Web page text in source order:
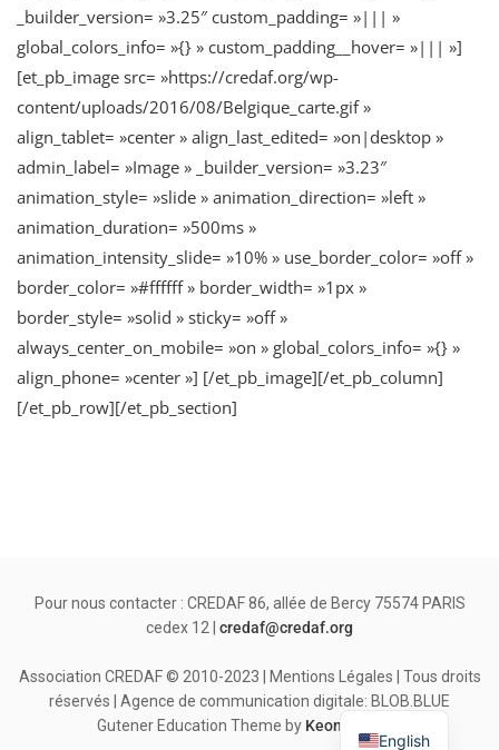
_builder_version= »3.25″ custom_padding= »||| »
global_colors_info= »{} » custom_padding__hover= »||| »]
[et_pb_image src= »https://credaf.org/wp-
content/uploads/2016/08/Belgique_carte.gif »
align_tablet= »center » align_last_edited= »on|desktop »
admin_label= »Image » _builder_version= »3.23″
animation_style= »slide » animation_direction= »left »
animation_duration= »500ms »
animation_intensity_slide= »10% » use_border_color= »off »
border_color= »#ffffff » border_width= »1px »
border_style= »solid » sticky= »off »
always_center_on_mobile= »on » global_colors_info= »{} »
align_phone= »center »] [/et_pb_image][/et_pb_column]
[/et_pb_row][/et_pb_section]
Pour nous contacter : CREDAF 86, allée de Bercy 75574 PARIS
cedex 12 | credaf@credaf.org
Association CREDAF © 2010-2023 | Mentions Légales | Tous droits
réservés | Agence de communication digitale: BLOB.BLUE
Gutener Education Theme by Keon Themes
English